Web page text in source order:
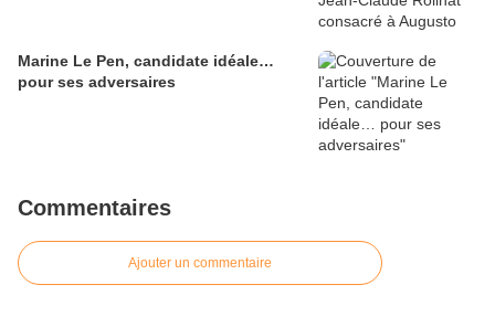
Marine Le Pen, candidate idéale…
pour ses adversaires
Commentaires
Ajouter un commentaire